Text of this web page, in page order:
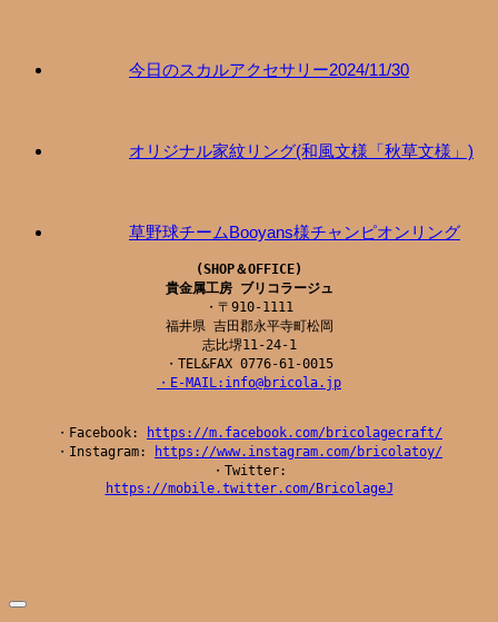
今日のスカルアクセサリー2024/11/30
オリジナル家紋リング(和風文様「秋草文様」)
草野球チームBooyans様チャンピオンリング
(SHOP＆OFFICE)
貴金属工房 ブリコラージュ
・〒910-1111
福井県 吉田郡永平寺町松岡
志比堺11-24-1
・E-MAIL:info@bricola.jp
・Facebook:
https://m.facebook.com/bricolagecraft/
・Instagram:
https://www.instagram.com/bricolatoy/
・Twitter:
https://mobile.twitter.com/BricolageJ